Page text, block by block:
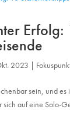
Erfolg:
2023 |
sein, und
auf eine Solo-